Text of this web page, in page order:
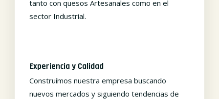
tanto con quesos Artesanales como en el
sector Industrial.
Experiencia y Calidad
Construímos nuestra empresa buscando
nuevos mercados y siguiendo tendencias de